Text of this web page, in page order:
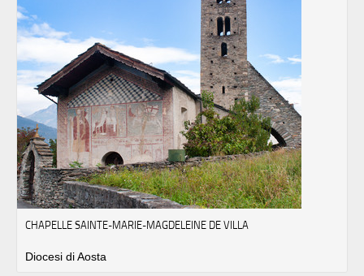
CHAPELLE SAINTE-MARIE-MAGDELEINE DE VILLA
Diocesi di Aosta